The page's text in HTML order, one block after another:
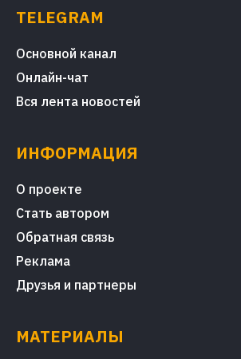
TELEGRAM
Основной канал
Онлайн-чат
Вся лента новостей
ИНФОРМАЦИЯ
О проекте
Стать автором
Обратная связь
Реклама
Друзья и партнеры
МАТЕРИАЛЫ